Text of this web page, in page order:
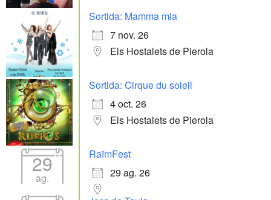
Sortida: Mamma mia
7 nov. 26
Els Hostalets de Pierola
Sortida: Cirque du soleil
4 oct. 26
Els Hostalets de Pierola
29
ag.
RaïmFest
29 ag. 26